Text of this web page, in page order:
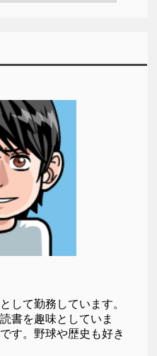
して勤務しています。
書を趣味としていま
す。野球や歴史も好き